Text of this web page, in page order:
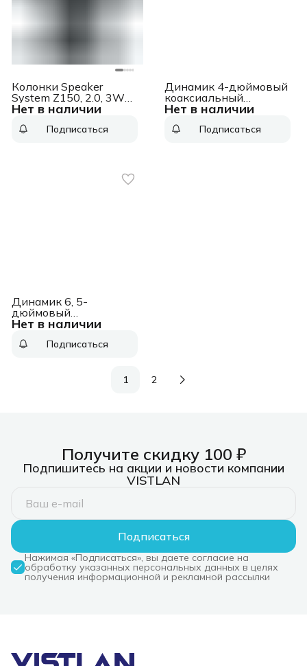
Нет в наличии
Колонки Speaker
System Z150, 2.0, 3W
(RMS), SNOW WHITE,
System Z150, 2.0, 3W
Подписаться
Нет в наличии
Динамик 4-дюймовый
коаксиальный
потолочный динамик
коаксиальный
Подписаться
Нет в наличии
Динамик 6, 5-
дюймовый
коаксиальный
(пара) 6, 5-дюймовый
Подписаться
1 2
Получите скидку 100 ₽
Подпишитесь на акции и новости компании
VISTLAN
Подписаться
Нажимая «Подписаться», вы даете согласие на
обработку указанных персональных данных в целях
получения информационной и рекламной рассылки